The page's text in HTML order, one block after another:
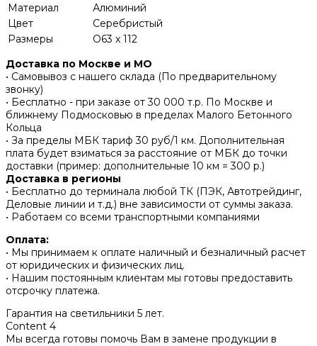
Материал
Алюминий
Цвет
Серебристый
Размеры
O63 x 112
Доставка по Москве и МО
• Самовывоз с нашего склада (По предварительному
звонку)
• Бесплатно - при заказе от 30 000 т.р. По Москве и
ближнему Подмосковью в пределах Малого Бетонного
Кольца
• За пределы МБК тариф 30 руб/1 км. Дополнительная
плата будет взиматься за расстояние от МБК до точки
доставки (пример: дополнительные 10 км = 300 р.)
Доставка в регионы
• Бесплатно до терминала любой ТК (ПЭК, Автотрейдинг,
Деловые линии и т.д.) вне зависимости от суммы заказа.
• Работаем со всеми транспортными компаниями
Оплата:
• Мы принимаем к оплате наличный и безналичный расчет
от юридических и физических лиц.
• Нашим постоянным клиентам мы готовы предоставить
отсрочку платежа.
Гарантия на светильники 5 лет.
Content 4
Мы всегда готовы помочь Вам в замене продукции в